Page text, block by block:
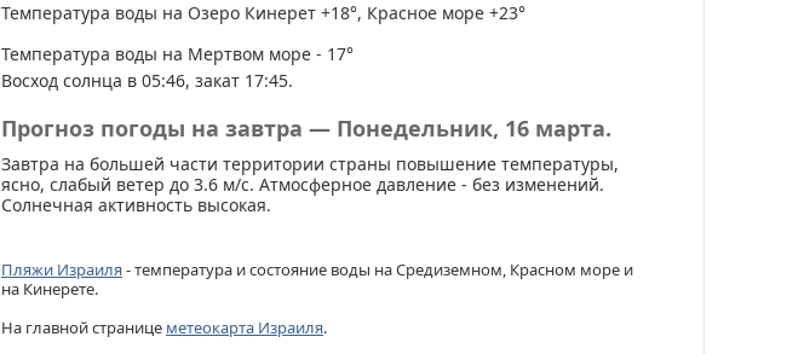
Температура воды на Озеро Кинерет +18°, Красное море +23°
Температура воды на Мертвом море - 17°
Восход солнца в 05:46, закат 17:45.
Прогноз погоды на завтра — Понедельник, 16 марта.
Завтра на большей части территории страны повышение температуры,
ясно, слабый ветер до 3.6 м/с. Атмосферное давление - без изменений.
Солнечная активность высокая.
Пляжи Израиля- температура и состояние воды на Средиземном, Красном море и
на Кинерете.
На главной странице метеокарта Израиля.